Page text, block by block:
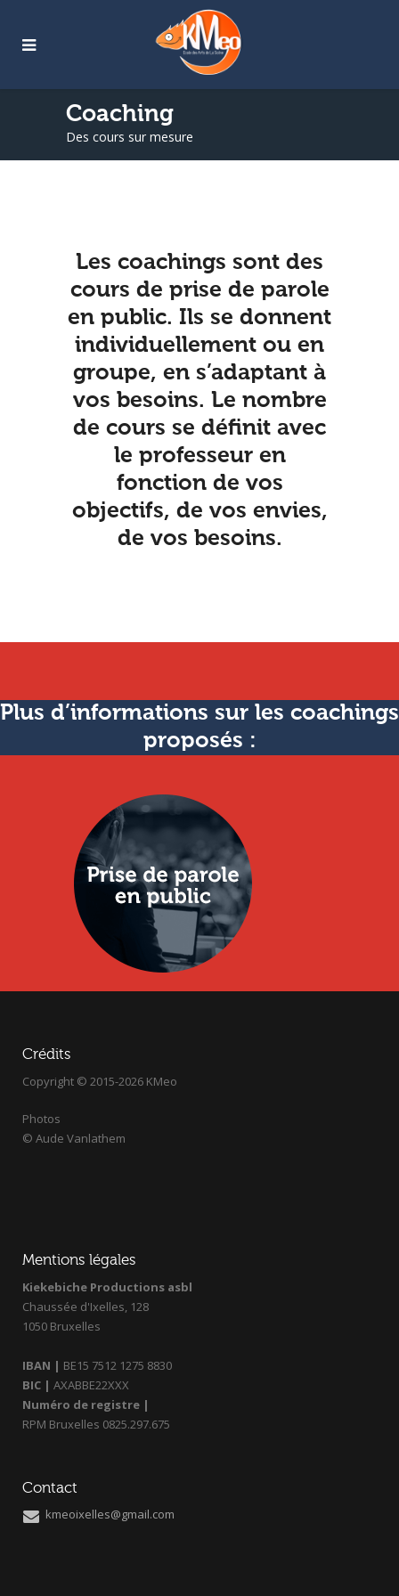
Coaching
Des cours sur mesure
Les coachings sont des
cours de prise de parole
en public. Ils se donnent
individuellement ou en
groupe, en s’adaptant à
vos besoins. Le nombre
de cours se définit avec
le professeur en
fonction de vos
objectifs, de vos envies,
de vos besoins.
Plus d’informations sur les coachings
proposés :
Crédits
Copyright © 2015-2026 KMeo
Photos
© Aude Vanlathem
Mentions légales
Kiekebiche Productions asbl
Chaussée d'Ixelles, 128
1050 Bruxelles
IBAN | BE15 7512 1275 8830
BIC | AXABBE22XXX
Numéro de registre |
RPM Bruxelles 0825.297.675
Contact
kmeoixelles@gmail.com